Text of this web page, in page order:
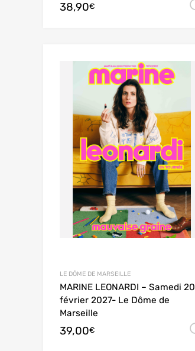
Choix des options38,90€
Choix des options
LE DÔME DE MARSEILLE
MARINE LEONARDI – Samedi 20
février 2027- Le Dôme de
Marseille
39,00€